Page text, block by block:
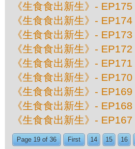
《生食食出新生》-
《生食食出新生》-
《生食食出新生》-
《生食食出新生》-
《生食食出新生》-
《生食食出新生》-
《生食食出新生》-
《生食食出新生》-
《生食食出新生》-
Page 19 of 36 First 14 15 16